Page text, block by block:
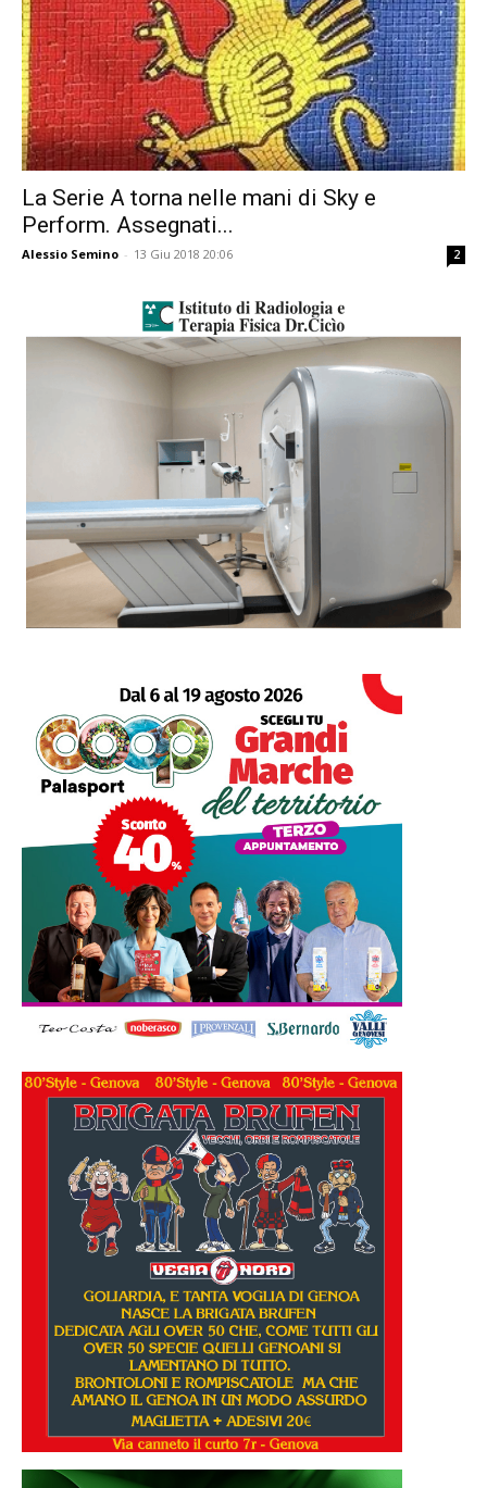
La Serie A torna nelle mani di Sky e
Perform. Assegnati...
Alessio Semino - 13 Giu 2018 20:06 2